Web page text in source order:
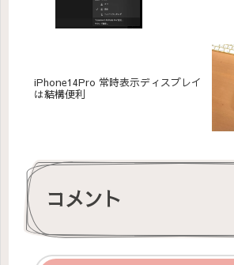
iPhone14Pro 常時表示ディスプレイ
は結構便利
コメント